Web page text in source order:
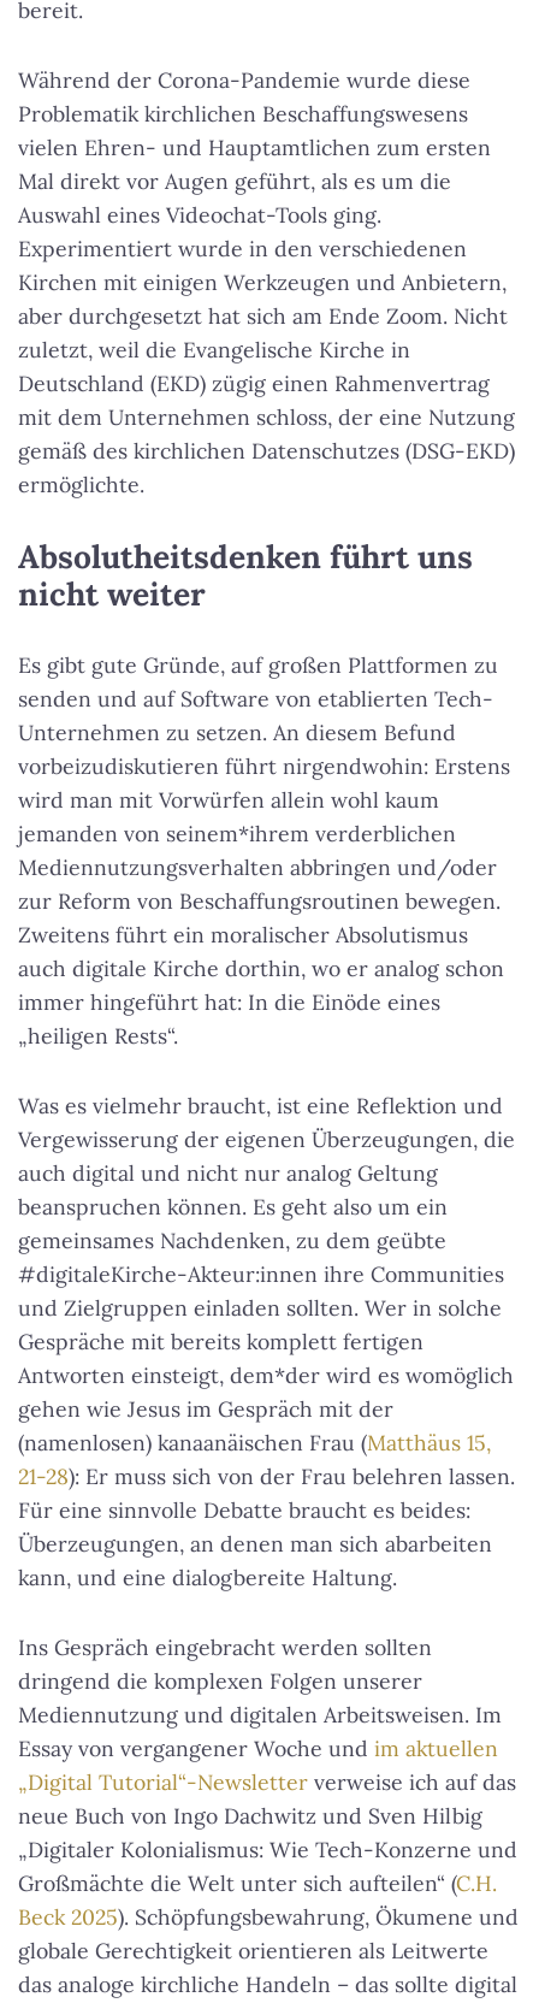
bereit.
Während der Corona-Pandemie wurde diese
Problematik kirchlichen Beschaffungswesens
vielen Ehren- und Hauptamtlichen zum ersten
Mal direkt vor Augen geführt, als es um die
Auswahl eines Videochat-Tools ging.
Experimentiert wurde in den verschiedenen
Kirchen mit einigen Werkzeugen und Anbietern,
aber durchgesetzt hat sich am Ende Zoom. Nicht
zuletzt, weil die Evangelische Kirche in
Deutschland (EKD) zügig einen Rahmenvertrag
mit dem Unternehmen schloss, der eine Nutzung
gemäß des kirchlichen Datenschutzes (DSG-EKD)
ermöglichte.
Absolutheitsdenken führt uns
nicht weiter
Es gibt gute Gründe, auf großen Plattformen zu
senden und auf Software von etablierten Tech-
Unternehmen zu setzen. An diesem Befund
vorbeizudiskutieren führt nirgendwohin: Erstens
wird man mit Vorwürfen allein wohl kaum
jemanden von seinem*ihrem verderblichen
Mediennutzungsverhalten abbringen und/oder
zur Reform von Beschaffungsroutinen bewegen.
Zweitens führt ein moralischer Absolutismus
auch digitale Kirche dorthin, wo er analog schon
immer hingeführt hat: In die Einöde eines
„heiligen Rests“.
Was es vielmehr braucht, ist eine Reflektion und
Vergewisserung der eigenen Überzeugungen, die
auch digital und nicht nur analog Geltung
beanspruchen können. Es geht also um ein
gemeinsames Nachdenken, zu dem geübte
#digitaleKirche-Akteur:innen ihre Communities
und Zielgruppen einladen sollten. Wer in solche
Gespräche mit bereits komplett fertigen
Antworten einsteigt, dem*der wird es womöglich
gehen wie Jesus im Gespräch mit der
(namenlosen) kanaanäischen Frau (Matthäus 15,
21-28): Er muss sich von der Frau belehren lassen.
Für eine sinnvolle Debatte braucht es beides:
Überzeugungen, an denen man sich abarbeiten
kann, und eine dialogbereite Haltung.
Ins Gespräch eingebracht werden sollten
dringend die komplexen Folgen unserer
Mediennutzung und digitalen Arbeitsweisen. Im
Essay von vergangener Woche und im aktuellen
„Digital Tutorial“-Newsletter verweise ich auf das
neue Buch von Ingo Dachwitz und Sven Hilbig
„Digitaler Kolonialismus: Wie Tech-Konzerne und
Großmächte die Welt unter sich aufteilen“ (C.H.
Beck 2025). Schöpfungsbewahrung, Ökumene und
globale Gerechtigkeit orientieren als Leitwerte
das analoge kirchliche Handeln – das sollte digital